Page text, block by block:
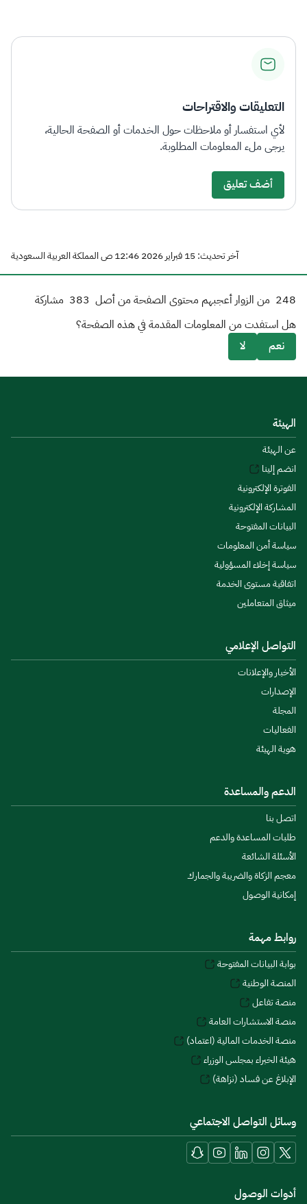
التعليقات والاقتراحات
لأي استفسار أو ملاحظات حول الخدمات أو الصفحة الحالية،
يرجى ملء المعلومات المطلوبة.
أضف تعليق
آخر تحديث: 15 فبراير 2026 12:46 ص المملكة العربية السعودية
248 من الزوار أعجبهم محتوى الصفحة من أصل 383 مشاركة
هل استفدت من المعلومات المقدمة في هذه الصفحة؟
نعم
لا
الهيئة
عن الهيئة
انضم إلينا
الفوترة الإلكترونية
المشاركة الإلكترونية
البيانات المفتوحة
سياسة أمن المعلومات
سياسة إخلاء المسؤولية
اتفاقية مستوى الخدمة
ميثاق المتعاملين
التواصل الإعلامي
الأخبار والإعلانات
الإصدارات
المجلة
الفعاليات
هوية الهيئة
الدعم والمساعدة
اتصل بنا
طلبات المساعدة والدعم
الأسئلة الشائعة
معجم الزكاة والضريبة والجمارك
إمكانية الوصول
روابط مهمة
بوابة البيانات المفتوحة
المنصة الوطنية
منصة تفاعل
منصة الاستشارات العامة
منصة الخدمات المالية (اعتماد)
هيئة الخبراء بمجلس الوزراء
الإبلاغ عن فساد (نزاهة)
وسائل التواصل الاجتماعي
أدوات الوصول